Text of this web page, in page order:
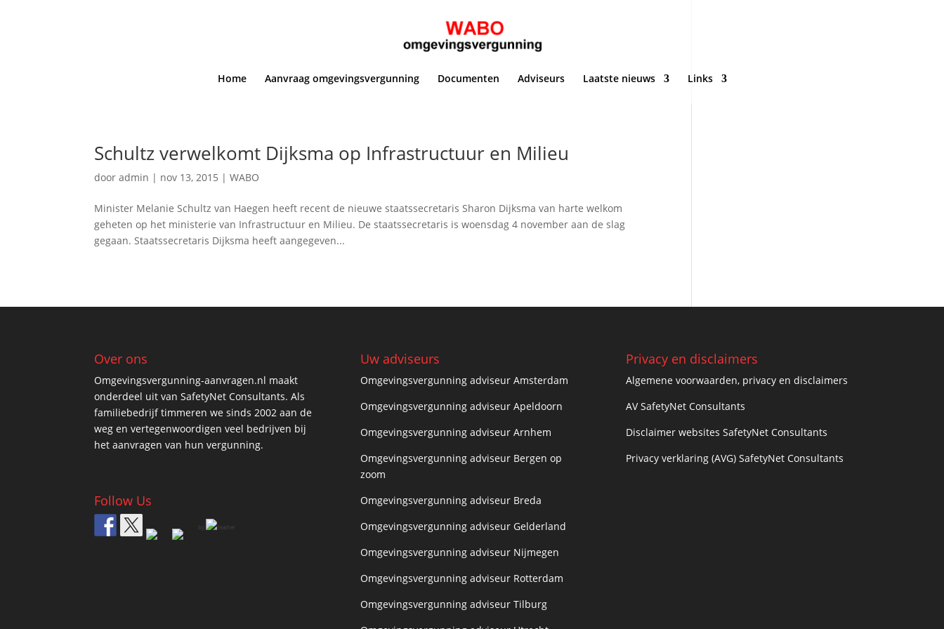
Home Aanvraag omgevingsvergunning Documenten Adviseurs Laatste nieuws Links
Schultz verwelkomt Dijksma op Infrastructuur en Milieu
dooradmin | nov 13, 2015 |WABO
Minister Melanie Schultz van Haegen heeft recent de nieuwe staatssecretaris Sharon Dijksma van harte welkom
geheten op het ministerie van Infrastructuur en Milieu. De staatssecretaris is woensdag 4 november aan de slag
gegaan. Staatssecretaris Dijksma heeft aangegeven...
Over ons
Omgevingsvergunning-aanvragen.nl maakt
onderdeel uit van SafetyNet Consultants. Als
familiebedrijf timmeren we sinds 2002 aan de
weg en vertegenwoordigen veel bedrijven bij
het aanvragen van hun vergunning.
Follow Us
Uw adviseurs
Omgevingsvergunning adviseur Amsterdam
Omgevingsvergunning adviseur Apeldoorn
Omgevingsvergunning adviseur Arnhem
Omgevingsvergunning adviseur Bergen op
zoom
Omgevingsvergunning adviseur Breda
Omgevingsvergunning adviseur Gelderland
Omgevingsvergunning adviseur Nijmegen
Omgevingsvergunning adviseur Rotterdam
Omgevingsvergunning adviseur Tilburg
Privacy en disclaimers
Algemene voorwaarden, privacy en disclaimers
AV SafetyNet Consultants
Disclaimer websites SafetyNet Consultants
Privacy verklaring (AVG) SafetyNet Consultants